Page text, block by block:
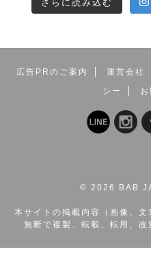
さらに読み込む
広告PRのご案内 運営会社
シー
© 2026 BAB
本サイトの掲載内容（画像、文
無断で複製、転載、転用、